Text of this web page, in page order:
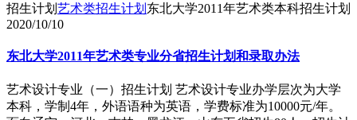
招生计划 艺术类招生计划 东北大学2011年艺术类本科招生计划
2020/10/10
东北大学2011年艺术类专业分省招生计划和录取办法
艺术设计专业（一）招生计划 艺术设计专业办学层次为大学
本科，学制4年，外语语种为英语，学费标准为10000元/年。